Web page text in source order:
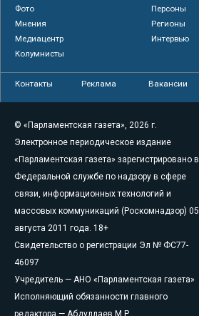
Фото
Персоны
Мнения
Регионы
Медиацентр
Интервью
Колумнисты
Контакты Реклама Вакансии
© «Парламентская газета», 2026 г.
Электронное периодическое издание
«Парламентская газета» зарегистрировано в
Федеральной службе по надзору в сфере
связи, информационных технологий и
массовых коммуникаций (Роскомнадзор) 05
августа 2011 года. 18+
Свидетельство о регистрации Эл № ФС77-
46097
Учредитель — АНО «Парламентская газета»
Исполняющий обязанности главного
редактора — Абдуллаев М.Р.